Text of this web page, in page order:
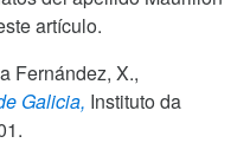
artículo.
Fernández, X.,
Galicia, Instituto da
.